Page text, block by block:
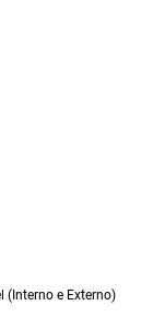
(Interno e Externo)